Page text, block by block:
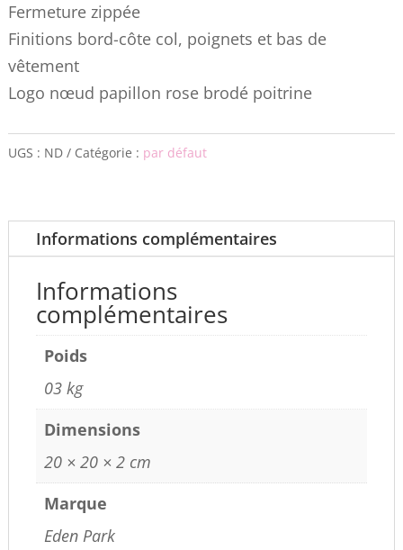
Fermeture zippée
Finitions bord-côte col, poignets et bas de
vêtement
Logo nœud papillon rose brodé poitrine
UGS : ND Catégorie : par défaut
Informations complémentaires
Informations
complémentaires
Poids
03 kg
Dimensions
20 × 20 × 2 cm
Marque
Eden Park